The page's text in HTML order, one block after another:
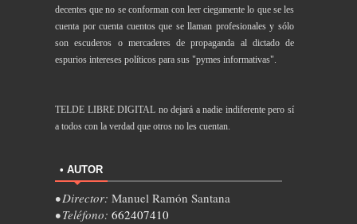
decentes que no se conforman con leer ciegamente lo que se les
cuenta por cuenta cuentos que se llaman profesionales y sólo
son escuderos o mercaderes de propaganda al dictado de
espurios intereses políticos para sus "pymes informativas".
TELDE LIBRE DIGITAL no dejará a nadie indiferente pero sí
a todos con la verdad que otros no les cuentan.
• AUTOR
• Director: Manuel Ramón Santana
• Teléfono: 662407410